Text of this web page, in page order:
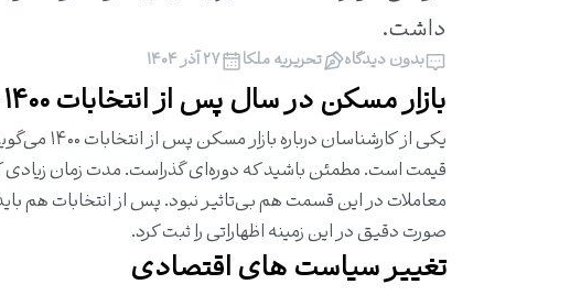
داشت.
بدون دیدگاه تحریریه ملکا ۲۷ آذر ۱۴۰۴
بازار مسکن در سال پس از انتخابات ۱۴۰۰ چگونه خواهد بود؟
یکی از
قیمت است. مطمئن باشید که دوره‌ای گذراست. مدت زمان
معاملات در این قسمت هم بی‌تاثیر نبود. پس از انتخابات هم
صورت دقیق در این زمینه اظهاراتی را ثبت کرد.
تغییر سیاست‌ های اقتصادی